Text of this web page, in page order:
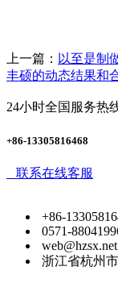
上一篇： 以至是制
丰硕的动态结果和
24小时全国服务热
+86-13305816468
联系在线客服
+86-
0571-
web@hzsx.net
浙江省杭州